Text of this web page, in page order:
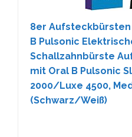
8er
B Pulsonic
Schallzahnbürste
mit Oral B Pulsonic
2000/Luxe 4500,
(Schwarz/Weiß)